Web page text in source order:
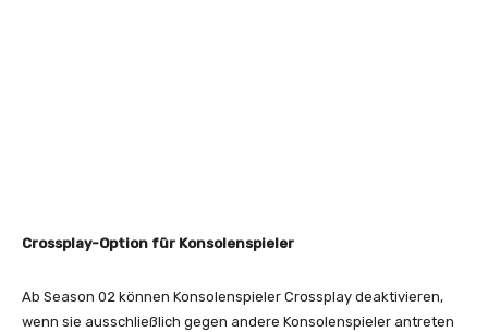
Crossplay-Option für Konsolenspieler
Ab Season 02 können Konsolenspieler Crossplay deaktivieren,
wenn sie ausschließlich gegen andere Konsolenspieler antreten